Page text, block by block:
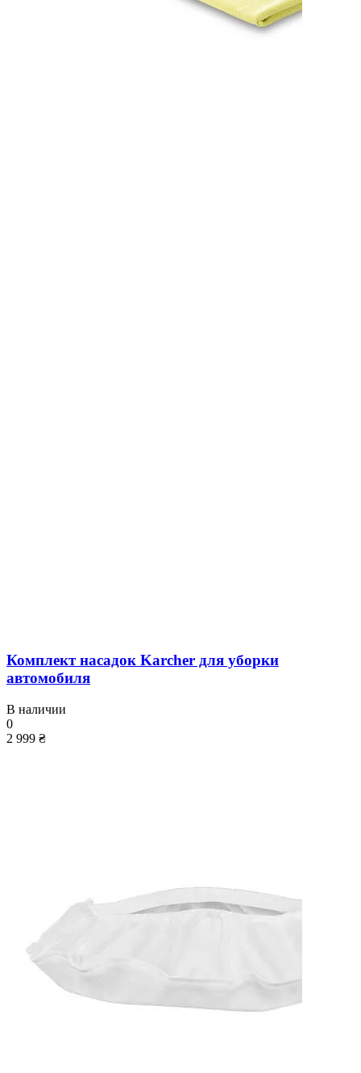
Комплект насадок Karcher для уборки
автомобиля
В наличии
0
2 999 ₴